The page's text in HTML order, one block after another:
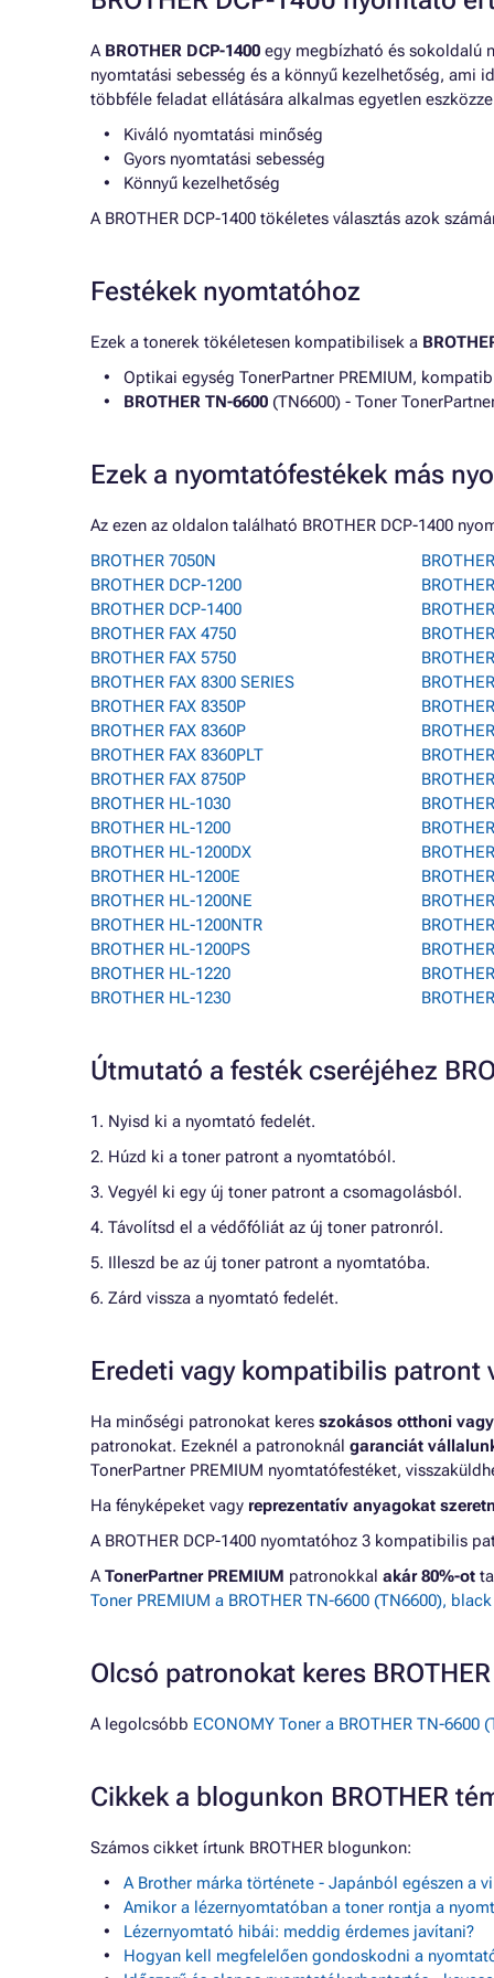
A BROTHER DCP-1400 egy megbízható és sokoldalú
nyomtatási sebesség és a könnyű kezelhetőség, ami
többféle feladat ellátására alkalmas egyetlen
Kiváló nyomtatási minőség
Gyors nyomtatási sebesség
Könnyű kezelhetőség
A BROTHER DCP-1400 tökéletes választás azok
Festékek nyomtatóhoz
Ezek a tonerek tökéletesen kompatibilisek a
Optikai egység TonerPartner PREMIUM,
BROTHER TN-6600 (TN6600) - Toner
Ezek a nyomtatófestékek más
Az ezen az oldalon található BROTHER DCP-1400
BROTHER 7050N
BROTHER DCP-1200
BROTHER DCP-1400
BROTHER FAX 4750
BROTHER FAX 5750
BROTHER FAX 8300 SERIES
BROTHER FAX 8350P
BROTHER FAX 8360P
BROTHER FAX 8360PLT
BROTHER FAX 8750P
BROTHER HL-1030
BROTHER HL-1200
BROTHER HL-1200DX
BROTHER HL-1200E
BROTHER HL-1200NE
BROTHER HL-1200NTR
BROTHER HL-1200PS
BROTHER HL-1220
BROTHER HL-1230
Útmutató a festék cseréjéhez
1. Nyisd ki a nyomtató fedelét.
2. Húzd ki a toner patront a nyomtatóból.
3. Vegyél ki egy új toner patront a csomagolásból.
4. Távolítsd el a védőfóliát az új toner patronról.
5. Illeszd be az új toner patront a nyomtatóba.
6. Zárd vissza a nyomtató fedelét.
Eredeti vagy kompatibilis patront
Ha minőségi patronokat keres szokásos otthoni
patronokat. Ezeknél a patronoknál garanciát
TonerPartner PREMIUM nyomtatófestéket,
Ha fényképeket vagy reprezentatív anyagokat
A BROTHER DCP-1400 nyomtatóhoz 3 kompatibilis
ATonerPartner PREMIUM patronokkal akár 80%-ot
Toner PREMIUM a BROTHER TN-6600 (TN6600),
Olcsó patronokat keres
A legolcsóbb ECONOMY Toner a BROTHER TN-
Cikkek a blogunkon BROTHER
Számos cikket írtunk BROTHER blogunkon:
A Brother márka története - Japánból egészen a
Amikor a lézernyomtatóban a toner rontja a
Lézernyomtató hibái: meddig érdemes javítani?
Hogyan kell megfelelően gondoskodni a